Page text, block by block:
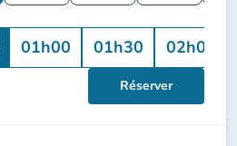
01h00 01h30 02h00
Réserver